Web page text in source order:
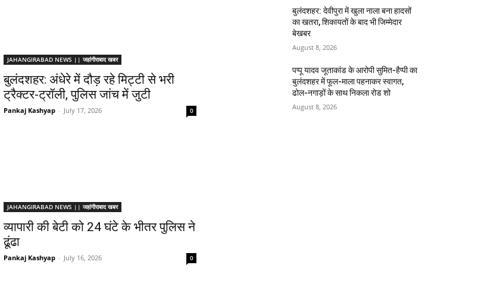
JAHANGIRABAD NEWS || जहांगीराबाद खबर
बुलंदशहर: अंधेरे में दौड़ रहे मिट्टी से भरी
ट्रैक्टर-ट्रॉली, पुलिस जांच में जुटी
Pankaj Kashyap - July 17, 2026 0
JAHANGIRABAD NEWS || जहांगीराबाद खबर
व्यापारी की बेटी को 24 घंटे के भीतर पुलिस ने
ढूंढा
Pankaj Kashyap - July 16, 2026 0
बुलंदशहर: देवीपुरा में खुला नाला बना हादसों
का खतरा, शिकायतों के बाद भी जिम्मेदार
बेखबर
August 8, 2026
पप्पू यादव जूताकांड के आरोपी सुमित-हैप्पी का
बुलंदशहर में फूल-माला पहनाकर स्वागत,
ढोल-नगाड़ों के साथ निकला रोड शो
August 8, 2026